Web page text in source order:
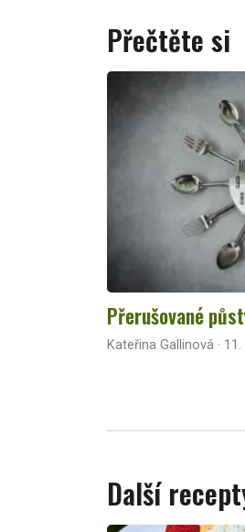
Přečtěte si
Přerušované
Kateřina Gallinová ·
Další